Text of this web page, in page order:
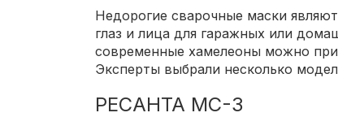
Недорогие сварочные маски
глаз и лица для гаражных или
современные хамелеоны можно
Эксперты выбрали несколько
РЕСАНТА МС-3